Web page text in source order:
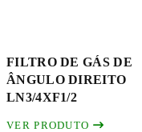
FILTRO DE GÁS DE
ÂNGULO DIREITO
LN3/4XF1/2
VER PRODUTO